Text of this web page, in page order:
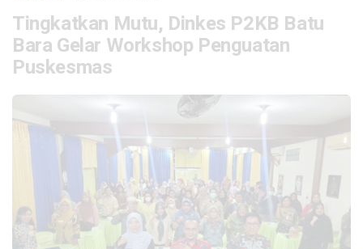
Tingkatkan Mutu, Dinkes P2KB Batu
Bara Gelar Workshop Penguatan
Puskesmas